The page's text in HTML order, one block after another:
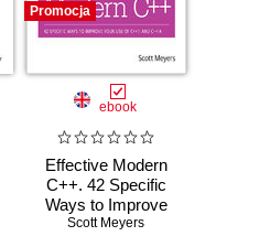
Promocja
ebook
Effective Modern
C++. 42 Specific
Ways to Improve
Your Use of C++11
Scott Meyers